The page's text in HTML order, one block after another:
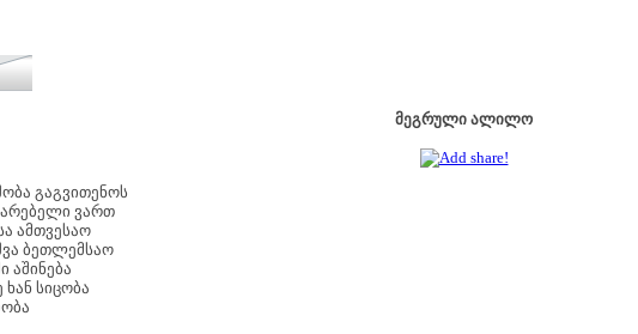
მეგრული ალილო
გაგვითენოს
ვართ
ამთვესაო
ბეთლემსაო
აშინება
ხან სიცობა